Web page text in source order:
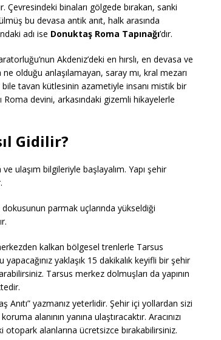
Çevresindeki binaları gölgede bırakan, sanki
bu devasa antik anıt, halk arasında
adı ise Donuktaş Roma Tapınağı’dır.
Akdeniz’deki en hırslı, en devasa ve
olduğu anlaşılamayan, saray mı, kral mezarı
bile tavan kütlesinin azametiyle insanı mistik bir
devini, arkasındaki gizemli hikayelerle
Gidilir?
ulaşım bilgileriyle başlayalım. Yapı şehir
parmak uçlarında yükseldiği
kalkan bölgesel trenlerle Tarsus
yaklaşık 15 dakikalık keyifli bir şehir
Tarsus merkez dolmuşları da yapının
Anıtı” yazmanız yeterlidir. Şehir içi yollardan sizi
alanının yanına ulaştıracaktır. Aracınızı
otopark alanlarına ücretsizce bırakabilirsiniz.